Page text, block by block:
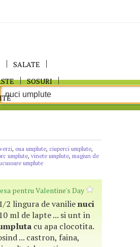
SALATE
SOSURI
, oua umplute, ciuperci umplute,
umplute, vinete umplute, magiun de
umplute
pentru Valentine's Day
2 lingura de vanilienuci
ml de lapte ... si unt in
cu apa clocotita.
... castron, faina,